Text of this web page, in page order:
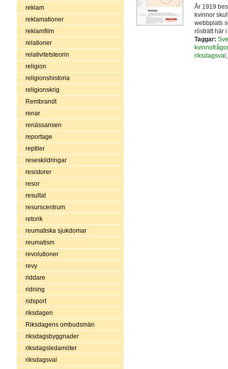
reklam
reklamationer
reklamfilm
relationer
relativitetsteorin
religion
religionshistoria
religionskrig
Rembrandt
renar
renässansen
reportage
reptiler
reseskildringar
resistorer
resor
resultat
resurscentrum
retorik
reumatiska sjukdomar
reumatism
revolutioner
revy
riddare
ridning
ridsport
riksdagen
Riksdagens ombudsmän
riksdagsbyggnader
riksdagsledamöter
riksdagsval
År 1919
kvinnor
webbplats
rösträtt här
Taggar:
kvinnofrågor
riksdagsval